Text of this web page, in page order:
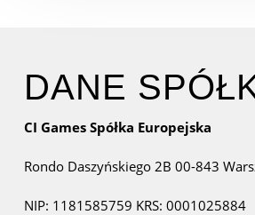
DANE
CI Games Spółka Europejska
Rondo Daszyńskiego 2B 00-843
NIP: 1181585759 KRS: 0001025884